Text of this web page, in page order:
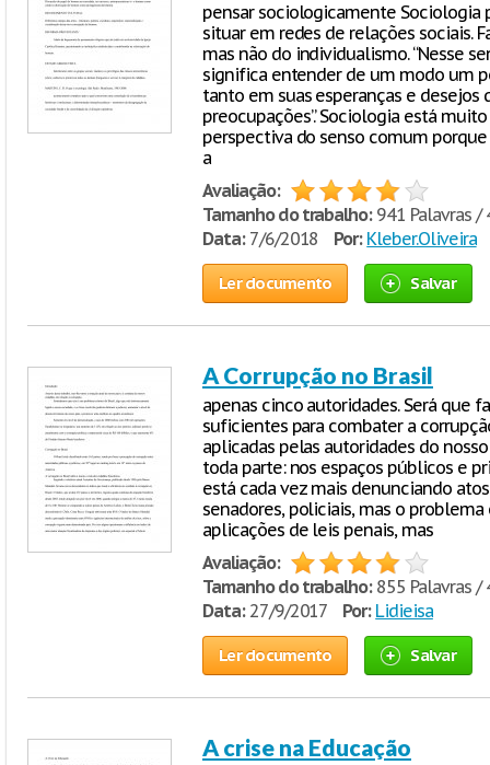
pensar sociologicamente Sociologia
situar em redes de relações sociais.
mas não do individualismo. “Nesse
significa entender de um modo um
tanto em suas esperanças e
preocupações”. Sociologia está
perspectiva do senso comum
a
Avaliação:
Tamanho do trabalho:941 Palavras /
Data:7/6/2018 Por: Kleber.Oliveira
Ler documento Salvar
A Corrupção no Brasil
apenas cinco autoridades. Será que
suficientes para combater a
aplicadas pelas autoridades do
toda parte: nos espaços públicos e
está cada vez mais denunciando
senadores, policiais, mas o
aplicações de leis penais, mas
Avaliação:
Tamanho do trabalho:855 Palavras /
Data:27/9/2017 Por: Lidieisa
Ler documento Salvar
A crise na Educação